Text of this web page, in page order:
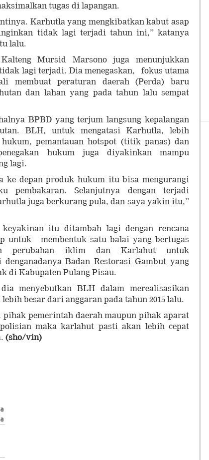
tugas di lapangan.
Karhutla yang mengkibatkan kabut asap
tidak lagi terjadi tahun ini,” katanya
lalu.
Mursid Marsono juga menunjukkan
lagi terjadi. Dia menegaskan, fokus utama
membuat peraturan daerah (Perda) baru
dan lahan yang pada tahun lalu sempat
BPBD yang terjum langsung kepalangan
BLH, untuk mengatasi Karhutla, lebih
pemantauan hotspot (titik panas) dan
hukum juga diyakinkan mampu
lagi.
ke depan produk hukum itu bisa mengurangi
pembakaran. Selanjutnya dengan terjadi
juga berkurang pula, dan saya yakin itu,”
itu ditambah lagi dengan rencana
untuk membentuk satu balai yang bertugas
perubahan iklim dan Karlahut untuk
Badan Restorasi Gambut yang
di Kabupaten Pulang Pisau.
menyebutkan BLH dalam merealisasikan
besar dari anggaran pada tahun 2015 lalu.
pemerintah daerah maupun pihak aparat
maka karlahut pasti akan lebih cepat
(sho/vin)